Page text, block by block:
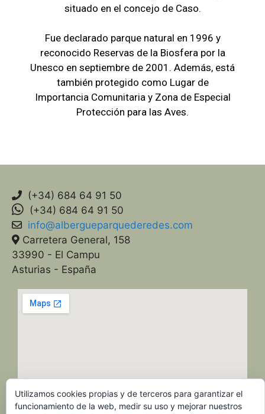
situado en el concejo de Caso.
Fue declarado parque natural en 1996 y
reconocido Reservas de la Biosfera por la
Unesco en septiembre de 2001. Además, está
también protegido como Lugar de
Importancia Comunitaria y Zona de Especial
Protección para las Aves.
(+34) 684 64 91 50
(+34) 684 64 91 50
info@albergueparquederedes.com
Carretera General, 158
33990 - El Campu
Asturias - España
Utilizamos cookies propias y de terceros para garantizar el
funcionamiento de la web, medir su uso y mejorar nuestros